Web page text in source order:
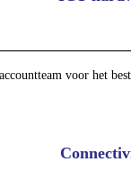
voor het